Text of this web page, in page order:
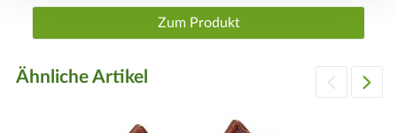
Zum Produkt
Ähnliche Artikel